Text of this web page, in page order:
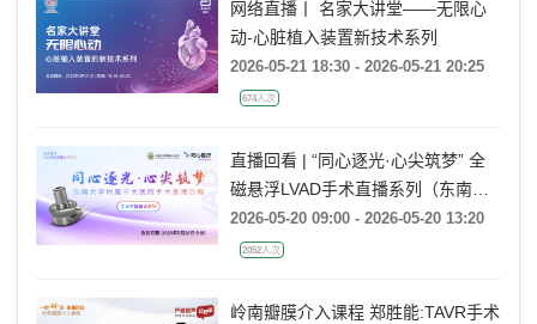
网络直播丨 名家大讲堂——无限心
动-心脏植入装置新技术系列
2026-05-21 18:30 - 2026-05-21 20:25
674人次
直播回看 | “同心逐光·心尖筑梦” 全
磁悬浮LVAD手术直播系列（东南大
学附属中大医院站）
2026-05-20 09:00 - 2026-05-20 13:20
2052人次
岭南瓣膜介入课程 郑胜能:TAVR手术